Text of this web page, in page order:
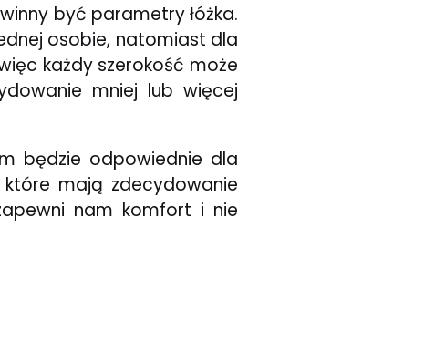
być parametry łóżka.
osobie, natomiast dla
każdy szerokość może
mniej lub więcej
będzie odpowiednie dla
mają zdecydowanie
nam komfort i nie